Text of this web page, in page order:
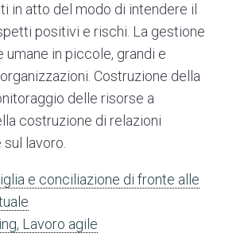
in atto del modo di intendere il
positivi e rischi. La gestione
umane in piccole, grandi e
Costruzione della
delle risorse a
costruzione di relazioni
lavoro.
e conciliazione di fronte alle
Lavoro agile